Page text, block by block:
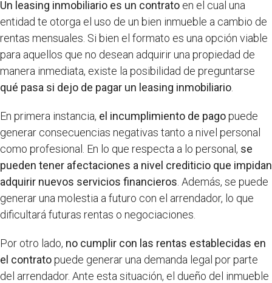
Un leasing inmobiliario es un contrato en el cual una
entidad te otorga el uso de un bien inmueble a cambio de
rentas mensuales. Si bien el formato es una opción viable
para aquellos que no desean adquirir una propiedad de
manera inmediata, existe la posibilidad de preguntarse
qué pasa si dejo de pagar un leasing inmobiliario
En primera instancia, el incumplimiento de pagopuede
generar consecuencias negativas tanto a nivel personal
como profesional. En lo que respecta a lo personal, se
pueden tener afectaciones a nivel crediticio que impidan
adquirir nuevos servicios financieros . Además, se puede
generar una molestia a futuro con el arrendador, lo que
dificultará futuras rentas o negociaciones.
Por otro lado, no cumplir con las rentas establecidas en
el contratopuede generar una demanda legal por parte
del arrendador. Ante esta situación, el dueño del inmueble